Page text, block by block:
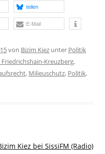
teilen
E-Mail
von Bizim Kiez unter Politik
Friedrichshain-Kreuzberg,
, Milieuschutz, Politik,
Kiez bei SissiFM (Radio)